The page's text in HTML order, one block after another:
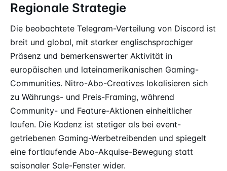
Regionale Strategie
Die beobachtete Telegram-Verteilung von Discord ist
breit und global, mit starker englischsprachiger
Präsenz und bemerkenswerter Aktivität in
europäischen und lateinamerikanischen Gaming-
Communities. Nitro-Abo-Creatives lokalisieren sich
zu Währungs- und Preis-Framing, während
Community- und Feature-Aktionen einheitlicher
laufen. Die Kadenz ist stetiger als bei event-
getriebenen Gaming-Werbetreibenden und spiegelt
eine fortlaufende Abo-Akquise-Bewegung statt
saisonaler Sale-Fenster wider.